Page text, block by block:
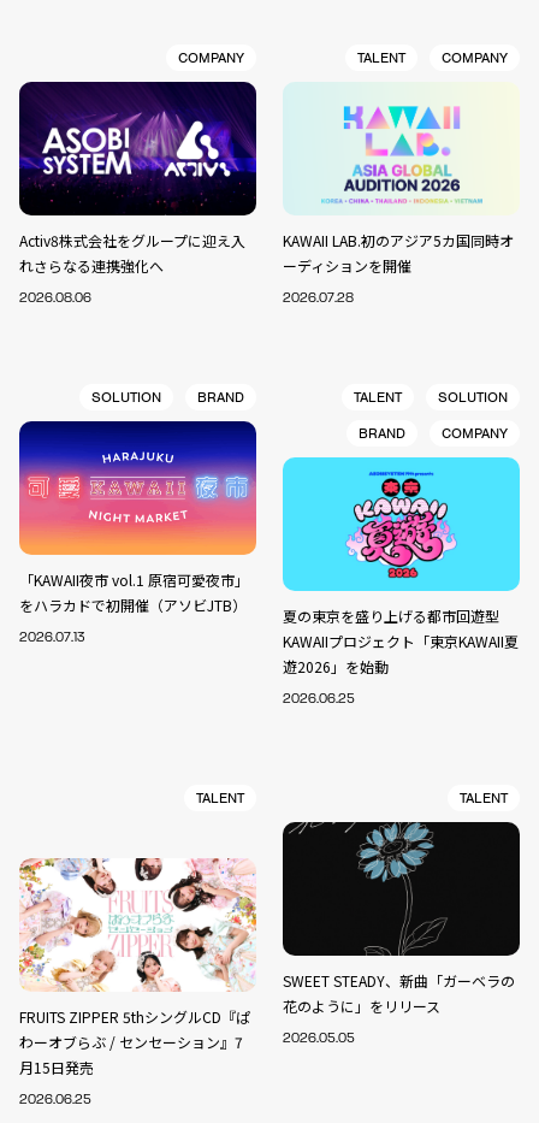
COMPANY
Activ8株式会社をグループに迎え入
れさらなる連携強化へ
2026.08.06
TALENT COMPANY
KAWAII LAB.初のアジア5カ国同時オ
ーディションを開催
2026.07.28
SOLUTION BRAND
「KAWAII夜市 vol.1 原宿可愛夜市」
をハラカドで初開催（アソビJTB）
2026.07.13
TALENT
SOLUTION
BRAND
COMPANY
夏の東京を盛り上げる都市回遊型
KAWAIIプロジェクト「東京KAWAII夏
遊2026」を始動
2026.06.25
TALENT
FRUITS ZIPPER 5thシングルCD『ぱ
わーオブらぶ / センセーション』7
月15日発売
2026.06.25
TALENT
SWEET STEADY、新曲「ガーベラの
花のように」をリリース
2026.05.05